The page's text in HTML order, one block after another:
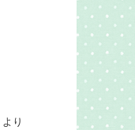
より